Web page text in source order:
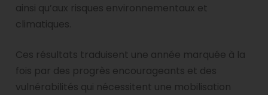
ainsi qu’aux risques environnementaux et
climatiques.
Ces résultats traduisent une année marquée à la
fois par des progrès encourageants et des
vulnérabilités qui nécessitent une mobilisation